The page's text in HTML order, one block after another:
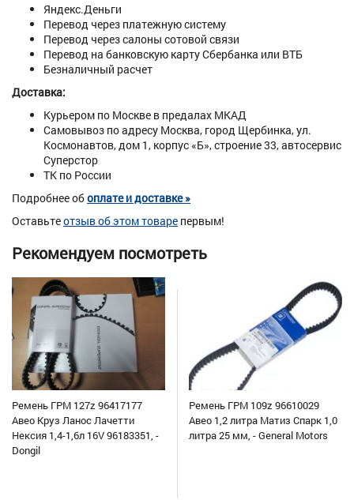
Яндекс.Деньги
Перевод через платежную систему
Перевод через салоны сотовой связи
Перевод на банковскую карту Сбербанка или ВТБ
Безналичный расчет
Доставка:
Курьером по Москве в предалах МКАД
Самовывоз по адресу Москва, город Щербинка, ул.
Космонавтов, дом 1, корпус «Б», строение 33, автосервис
Суперстор
ТК по России
Подробнее обоплате и доставке »
Оставьтеотзыв об этом товаре первым!
Рекомендуем посмотреть
Ремень ГРМ 127z 96417177
Авео Круз Ланос Лачетти
Нексия 1,4-1,6л 16V 96183351, -
Dongil
Ремень ГРМ 109z 96610029
Авео 1,2 литра Матиз Спарк 1,0
литра 25 мм, - General Motors